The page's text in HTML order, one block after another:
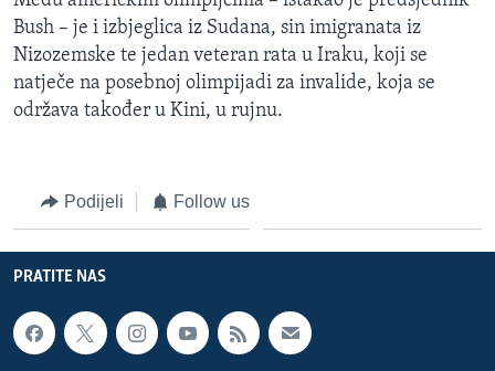
PRATITE NAS
Bush – je i izbjeglica iz Sudana, sin imigranata iz
Nizozemske te jedan veteran rata u Iraku, koji se
natječe na posebnoj olimpijadi za invalide, koja se
održava također u Kini, u rujnu.
Podijeli Follow us
PRATITE NAS